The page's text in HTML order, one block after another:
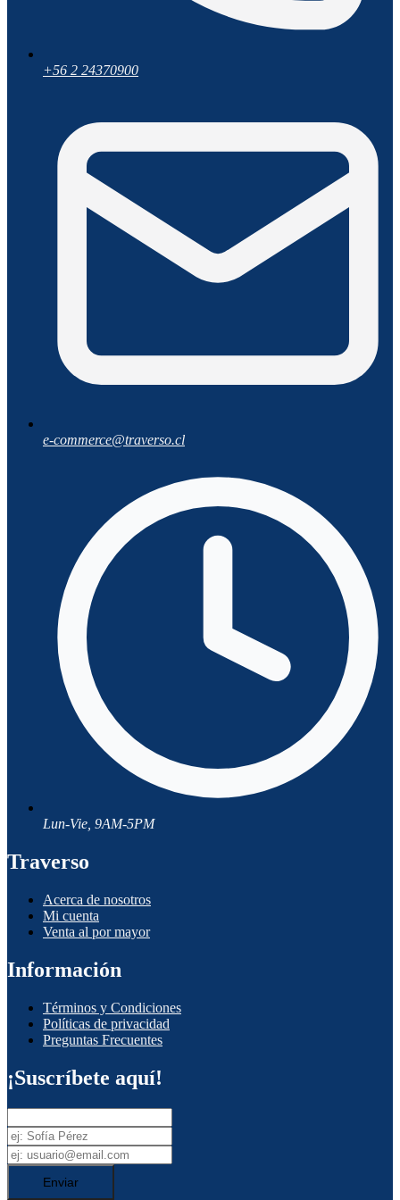
+56 2 24370900
e-commerce@traverso.cl
Lun-Vie, 9AM-5PM
Traverso
Acerca de nosotros
Mi cuenta
Venta al por mayor
Información
Términos y Condiciones
Políticas de privacidad
Preguntas Frecuentes
¡Suscríbete aquí!
Enviar